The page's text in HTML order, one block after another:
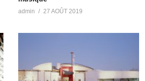
admin 27 AOÛT 2019